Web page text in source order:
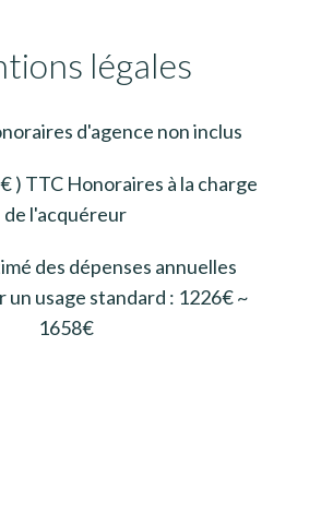
légales
d'agence non inclus
) TTC Honoraires à la charge
de l'acquéreur
des dépenses annuelles
un usage standard : 1226€ ~
1658€